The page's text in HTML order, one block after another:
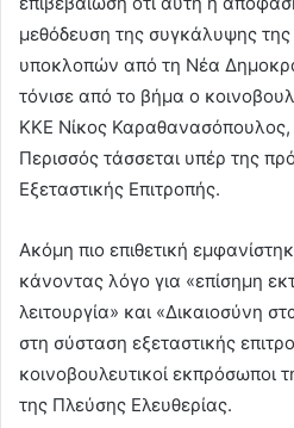
μεθόδευση της συγκάλυψης
υποκλοπών από τη Νέα
τόνισε από το βήμα ο
ΚΚΕ Νίκος Καραθανασόπουλος,
Περισσός τάσσεται υπέρ της
Εξεταστικής Επιτροπής.
Ακόμη πιο επιθετική
κάνοντας λόγο για «επίσημη
λειτουργία» και «Δικαιοσύνη
στη σύσταση εξεταστικής
κοινοβουλευτικοί εκπρόσωποι
της Πλεύσης Ελευθερίας.